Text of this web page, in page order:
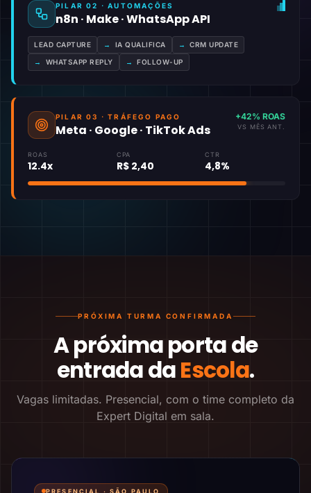
PILAR 02 · AUTOMAÇÕES
n8n · Make · WhatsApp API
LEAD CAPTURE → IA QUALIFICA → CRM UPDATE
→ WHATSAPP REPLY → FOLLOW-UP
PILAR 03 · TRÁFEGO PAGO
Meta · Google · TikTok Ads
+42% ROAS
VS MÊS ANT.
ROAS
12.4x
CPA
R$ 2,40
CTR
4,8%
PRÓXIMA TURMA CONFIRMADA
A próxima porta de
entrada daEscola.
Vagas limitadas. Presencial, com o time completo da
Expert Digital em sala.
PRESENCIAL ·SÃO PAULO